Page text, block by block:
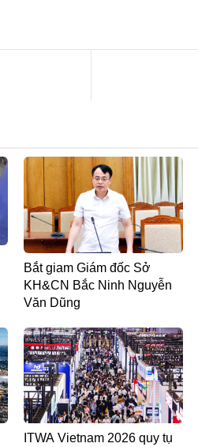
Bắt giam Giám đốc Sở
KH&CN Bắc Ninh Nguyễn
Văn Dũng
ITWA Vietnam 2026 quy tụ